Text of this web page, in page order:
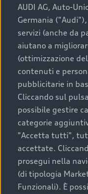
La qualità
un’auto
Scegliere un’auto
convenienza,
acquisto sicuro, è
determinanti come la
marchio. Audi offre
Prima Scelta :plus
AUDI AG, Auto-
Germania
servizi (anche da
aiutano a
(ottimizzazione
contenuti e
pubblicitarie in
Cliccando sul
possibile gestire
categorie
"Accetta tutti",
accettate.
prosegui nella
(di tipologia
Funzionali). È